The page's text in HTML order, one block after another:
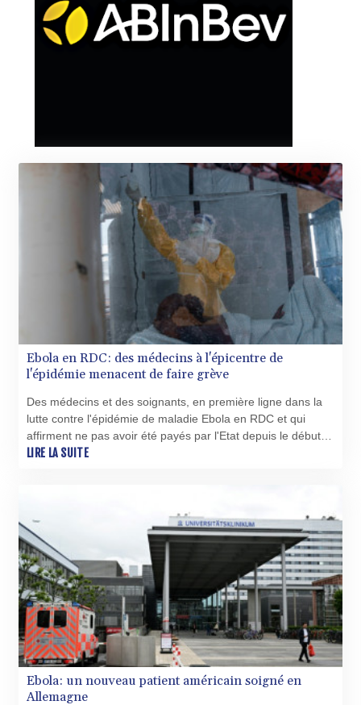
Ebola en RDC: des médecins à l'épicentre de
l'épidémie menacent de faire grève
Des médecins et des soignants, en première ligne dans la
lutte contre l'épidémie de maladie Ebola en RDC et qui
affirment ne pas avoir été payés par l'Etat depuis le début
de la crise, menacent de faire grève, selon plusieurs
LIRE LA SUITE
Ebola: un nouveau patient américain soigné en
Allemagne